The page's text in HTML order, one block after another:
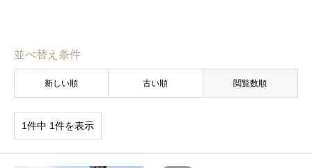
並べ替え条件
新しい順 古い順 閲覧数順
1件中 1件を表示